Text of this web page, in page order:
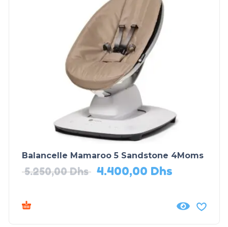
Balancelle Mamaroo 5 Sandstone 4Moms
5.250,00Dhs 4.400,00 Dhs